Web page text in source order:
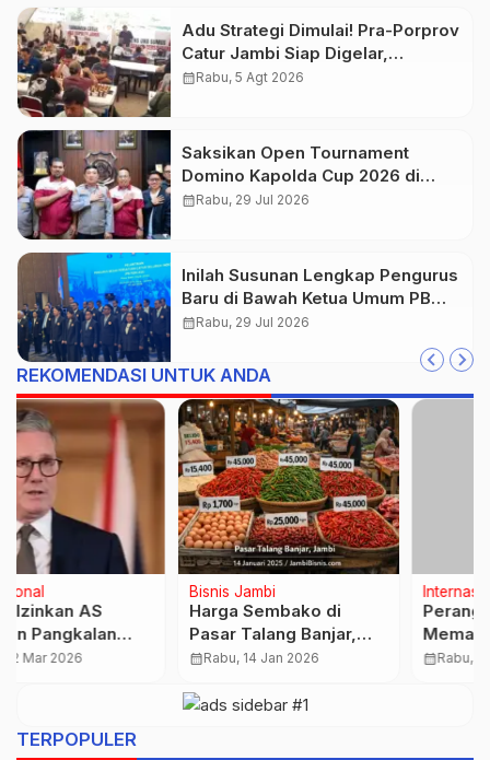
Adu Strategi Dimulai! Pra-Porprov
Catur Jambi Siap Digelar,
Libatkan 72 Atlet
calendar_monthRabu, 5 Agt 2026
Saksikan Open Tournament
Domino Kapolda Cup 2026 di
Paviliun JBC Jambi
calendar_monthRabu, 29 Jul 2026
Inilah Susunan Lengkap Pengurus
Baru di Bawah Ketua Umum PB
PERCASI Agustiar Sabran
calendar_monthRabu, 29 Jul 2026
REKOMENDASI UNTUK ANDA
Internasional
Perang Timur Tengah
Memanas! Prancis-
Inggris Bantu AS, Tel
Dihantam Rudal Iran
calendar_monthRabu, 11 Mar 2026
Bisnis Jambi
Keliling Dunia di Swiss-
Belhotel Saat
Pergantian Tahun,
calendar_monthSelasa, 23 Des 2025
TERPOPULER